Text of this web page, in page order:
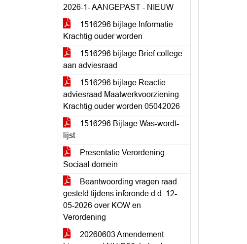
2026-1- AANGEPAST - NIEUW
1516296 bijlage Informatie
Krachtig ouder worden
1516296 bijlage Brief college
aan adviesraad
1516296 bijlage Reactie
adviesraad Maatwerkvoorziening
Krachtig ouder worden 05042026
1516296 Bijlage Was-wordt-
lijst
Presentatie Verordening
Sociaal domein
Beantwoording vragen raad
gesteld tijdens inforonde d.d. 12-
05-2026 over KOW en
Verordening
20260603 Amendement